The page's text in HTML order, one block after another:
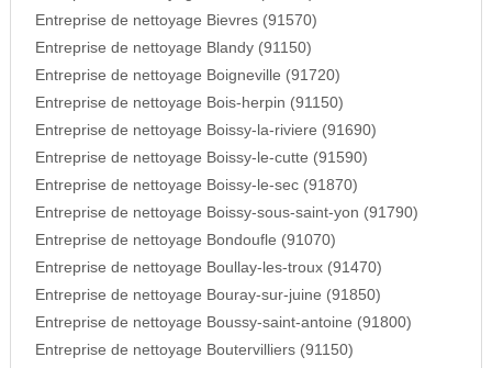
Entreprise de nettoyage Bievres (91570)
Entreprise de nettoyage Blandy (91150)
Entreprise de nettoyage Boigneville (91720)
Entreprise de nettoyage Bois-herpin (91150)
Entreprise de nettoyage Boissy-la-riviere (91690)
Entreprise de nettoyage Boissy-le-cutte (91590)
Entreprise de nettoyage Boissy-le-sec (91870)
Entreprise de nettoyage Boissy-sous-saint-yon (91790)
Entreprise de nettoyage Bondoufle (91070)
Entreprise de nettoyage Boullay-les-troux (91470)
Entreprise de nettoyage Bouray-sur-juine (91850)
Entreprise de nettoyage Boussy-saint-antoine (91800)
Entreprise de nettoyage Boutervilliers (91150)